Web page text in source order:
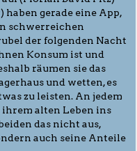
gerade eine App,
schwerreichen
der folgenden Nacht
Konsum ist und
räumen sie das
und wetten, es
zu leisten. An jedem
ihrem alten Leben ins
das nicht aus,
auch seine Anteile